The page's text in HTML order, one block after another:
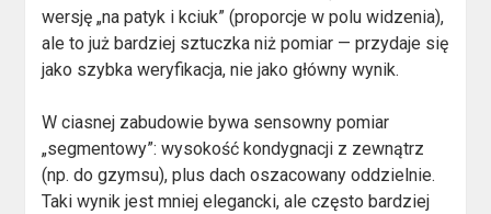
wersję „na patyk i kciuk” (proporcje w polu widzenia),
ale to już bardziej sztuczka niż pomiar — przydaje się
jako szybka weryfikacja, nie jako główny wynik.
W ciasnej zabudowie bywa sensowny pomiar
„segmentowy”: wysokość kondygnacji z zewnątrz
(np. do gzymsu), plus dach oszacowany oddzielnie.
Taki wynik jest mniej elegancki, ale często bardziej